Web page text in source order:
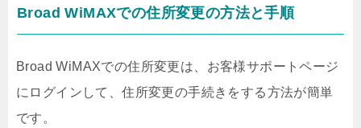
Broad WiMAXでの住所変更の方法と手順
Broad WiMAXでの住所変更は、お客様サポートページ
にログインして、住所変更の手続きをする方法が簡単
です。